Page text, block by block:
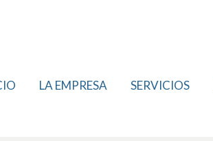
LA EMPRESA SERVICIOS